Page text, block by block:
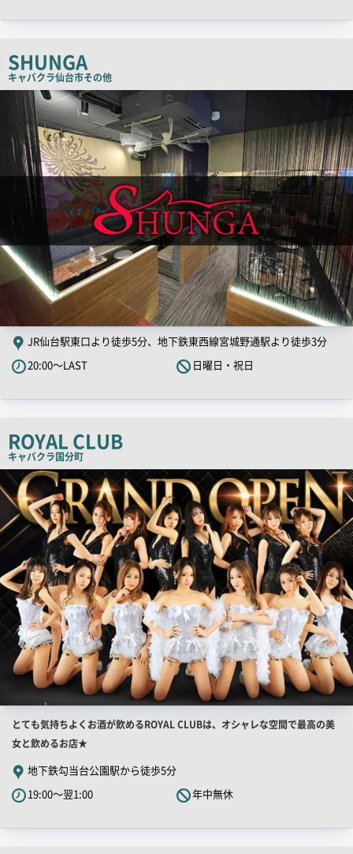
コ
ピ
SHUNGA
キャバクラ仙台市その他
JR仙台駅東口より徒歩5分、地下鉄東西線宮城野通駅より徒歩3分
20:00～LAST
日曜日・祝日
ROYAL CLUB
キャバクラ国分町
店
舗
PR
像
店
舗
PR
キ
ャ
とても気持ちよくお酒が飲めるROYAL CLUBは、オシャレな空間で最高の美
女と飲めるお店★
地下鉄勾当台公園駅から徒歩5分
19:00～翌1:00
年中無休